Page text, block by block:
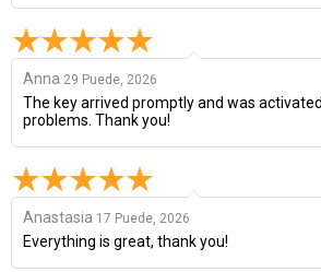
Anna 29 Puede, 2026
The key arrived promptly and was
problems. Thank you!
Anastasia 17 Puede, 2026
Everything is great, thank you!